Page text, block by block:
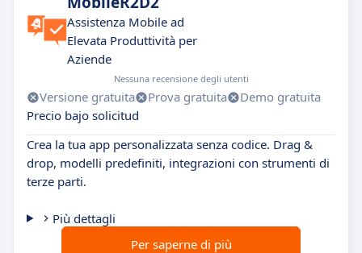
Assistenza Mobile ad
Elevata Produttività per
Aziende
Nessuna recensione degli utenti
Versione gratuita Prova gratuita
Demo gratuita
Precio bajo solicitud
Crea la tua app personalizzata senza codice. Drag &
drop, modelli predefiniti, integrazioni con strumenti di
terze parti.
Più dettagli
Per saperne di più